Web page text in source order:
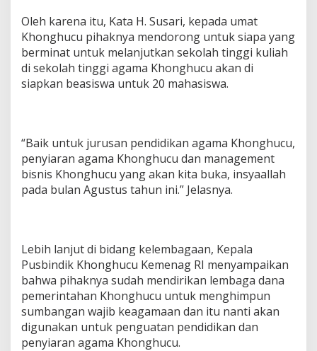
Oleh karena itu, Kata H. Susari, kepada umat
Khonghucu pihaknya mendorong untuk siapa yang
berminat untuk melanjutkan sekolah tinggi kuliah
di sekolah tinggi agama Khonghucu akan di
siapkan beasiswa untuk 20 mahasiswa.
“Baik untuk jurusan pendidikan agama Khonghucu,
penyiaran agama Khonghucu dan management
bisnis Khonghucu yang akan kita buka, insyaallah
pada bulan Agustus tahun ini.” Jelasnya.
Lebih lanjut di bidang kelembagaan, Kepala
Pusbindik Khonghucu Kemenag RI menyampaikan
bahwa pihaknya sudah mendirikan lembaga dana
pemerintahan Khonghucu untuk menghimpun
sumbangan wajib keagamaan dan itu nanti akan
digunakan untuk penguatan pendidikan dan
penyiaran agama Khonghucu.